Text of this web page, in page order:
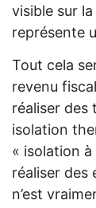
visible sur
représente
Tout cela
revenu
réaliser des
isolation
« isolation
réaliser des
n’est